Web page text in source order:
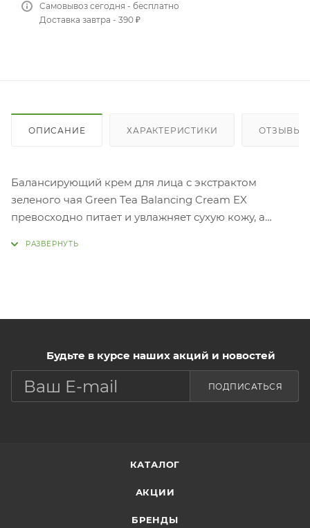
Самовывоз сегодня - бесплатно
Доставка завтра - 390 ₽
ОПИСАНИЕ ХАРАКТЕРИСТИКИ ОТЗЫВЫ
Балансирующий крем для лица с экстрактом
зеленого чая Green Tea Balancing Cream EX
превосходно питает и увлажняет сухую кожу, а
Будьте в курсе наших акций и новостей
ПОДПИСАТЬСЯ
КАТАЛОГ
АКЦИИ
БРЕНДЫ